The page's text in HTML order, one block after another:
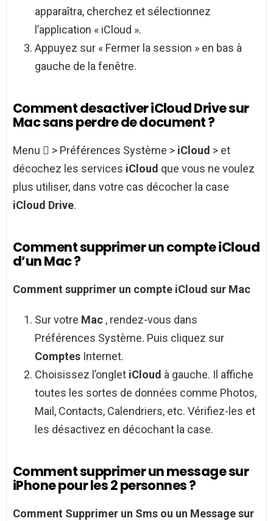
apparaîtra, cherchez et sélectionnez
l’application « iCloud ».
Appuyez sur « Fermer la session » en bas à
gauche de la fenêtre.
Comment desactiver iCloud Drive sur
Mac sans perdre de document ?
Menu  > Préférences Système > iCloud > et
décochez les services iCloud que vous ne voulez
plus utiliser, dans votre cas décocher la case
iCloud Drive.
Comment supprimer un compte iCloud
d’un Mac ?
Comment supprimer un compte iCloud sur Mac
Sur votre Mac , rendez-vous dans
Préférences Système. Puis cliquez sur
Comptes Internet.
Choisissez l’onglet iCloud à gauche. Il affiche
toutes les sortes de données comme Photos,
Mail, Contacts, Calendriers, etc. Vérifiez-les et
les désactivez en décochant la case.
Comment supprimer un message sur
iPhone pour les 2 personnes ?
Comment Supprimer un Sms ou un Message sur